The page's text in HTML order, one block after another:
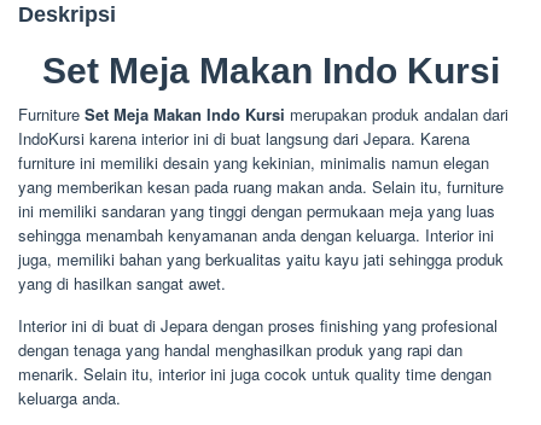
Deskripsi
Set Meja Makan Indo Kursi
Furniture Set Meja Makan Indo Kursi merupakan produk andalan dari
IndoKursi karena interior ini di buat langsung dari Jepara. Karena
furniture ini memiliki desain yang kekinian, minimalis namun elegan
yang memberikan kesan pada ruang makan anda. Selain itu, furniture
ini memiliki sandaran yang tinggi dengan permukaan meja yang luas
sehingga menambah kenyamanan anda dengan keluarga. Interior ini
juga, memiliki bahan yang berkualitas yaitu kayu jati sehingga produk
yang di hasilkan sangat awet.
Interior ini di buat di Jepara dengan proses finishing yang profesional
dengan tenaga yang handal menghasilkan produk yang rapi dan
menarik. Selain itu, interior ini juga cocok untuk quality time dengan
keluarga anda.